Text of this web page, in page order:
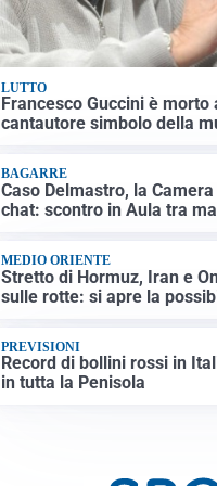
LUTTO
Francesco Guccini è morto
cantautore simbolo della
BAGARRE
Caso Delmastro, la
chat: scontro in Aula tra
MEDIO ORIENTE
Stretto di Hormuz, Iran e
sulle rotte: si apre la
PREVISIONI
Record di bollini rossi in
in tutta la Penisola